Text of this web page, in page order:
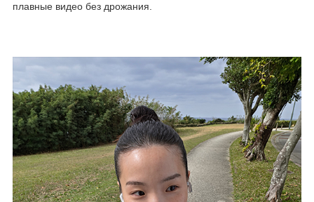
плавные видео без дрожания.